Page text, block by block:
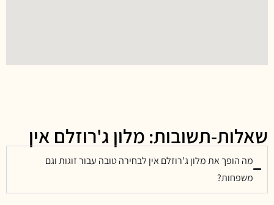
שאלות-תשובות: מלון ג'רוזלם אין
מה הופך את מלון ג'רוזלם אין לבחירה טובה עבור זוגות וגם
משפחות?